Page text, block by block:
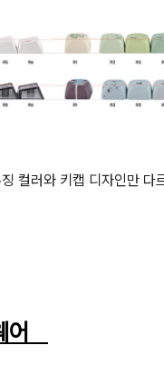
컬러와 키캡 디자인만 다
어